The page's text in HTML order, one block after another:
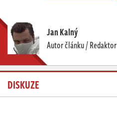
Jan Kalný
Autor článku / Redaktor
DISKUZE